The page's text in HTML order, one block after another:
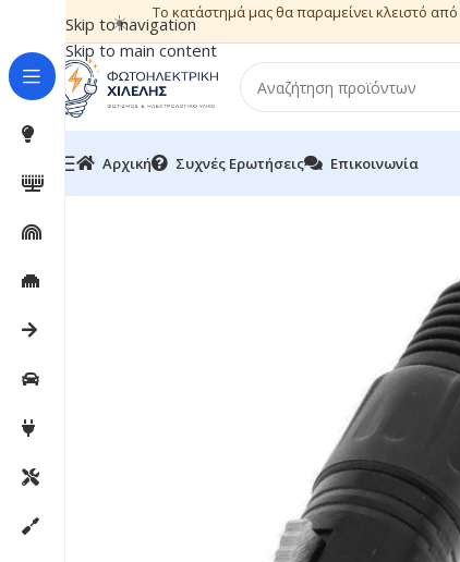
Skip to navigation
Skip to main content
☀️ Το κατάστημά μας θα παραμείνει κλειστό από
Αρχική Συχνές Ερωτήσεις Επικοινωνία